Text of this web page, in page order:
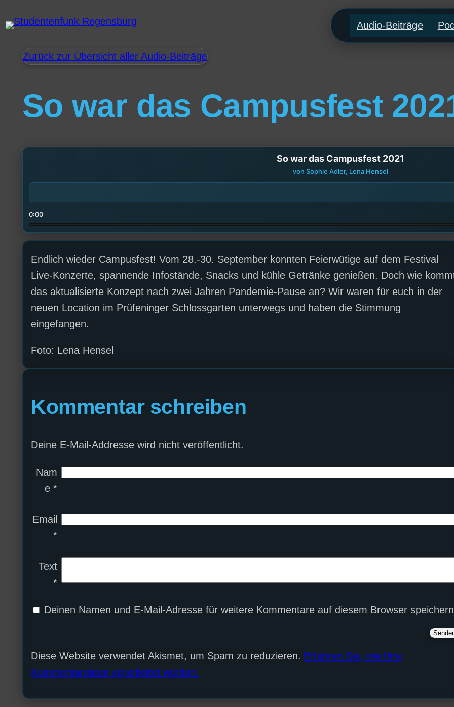
Audio-Beiträge
Zurück zur Übersicht aller Audio-Beiträge
So war das Campusfest
So war das Campusfest 2021
von Sophie Adler, Lena Hensel
0:00
Endlich wieder Campusfest! Vom 28.-30. September konnten Feierwütige auf dem Festival
Live-Konzerte, spannende Infostände, Snacks und kühle Getränke genießen. Doch wie
das aktualisierte Konzept nach zwei Jahren Pandemie-Pause an? Wir waren für euch in der
neuen Location im Prüfeninger Schlossgarten unterwegs und haben die Stimmung
eingefangen.
Foto: Lena Hensel
Kommentar schreiben
Deine E-Mail-Addresse wird nicht veröffentlicht.
Nam
e *
Email
*
Text
*
Deinen Namen und E-Mail-Adresse für weitere Kommentare auf diesem Browser
Diese Website verwendet Akismet, um Spam zu reduzieren. Erfahren Sie, wie Ihre
Kommentardaten verarbeitet werden.